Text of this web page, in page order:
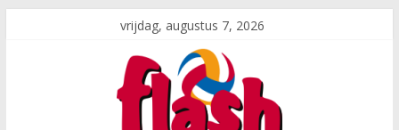
vrijdag, augustus 7, 2026